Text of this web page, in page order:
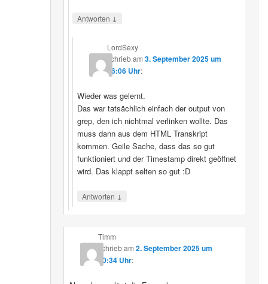
Antworten ↓
LordSexy
schriebam 3. September 2025 um
16:06 Uhr:
Wieder was gelernt.
Das war tatsächlich einfach der output von
grep, den ich nichtmal verlinken wollte. Das
muss dann aus dem HTML Transkript
kommen. Geile Sache, dass das so gut
funktioniert und der Timestamp direkt geöffnet
wird. Das klappt selten so gut :D
Antworten ↓
Timm
schriebam 2. September 2025 um
10:34 Uhr: